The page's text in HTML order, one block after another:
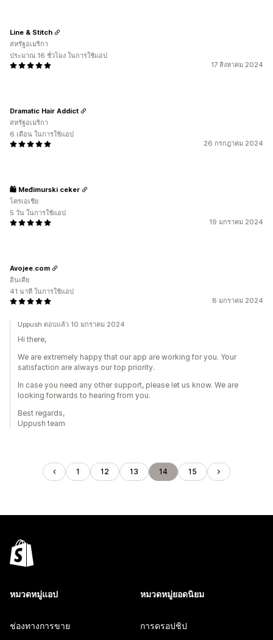
17 สิงหาคม 2024
Line & Stitch
สหรัฐอเมริกา
ประมาณ 16 ชั่วโมง ในการใช้แอป
26 กรกฎาคม 2024
Dramatic Hair Addict
สหรัฐอเมริกา
6 เดือน ในการใช้แอป
19 มกราคม 2024
🛍️ Međimurski ceker
โครเอเชีย
5 วัน ในการใช้แอป
8 มกราคม 2024
Avojee.com
อินเดีย
41 นาที ในการใช้แอป
Uppush ตอบแล้ว 10 มกราคม 2024
Hi there,
We are extremely happy that our app are working for you. Your
satisfaction are always our top priority.
In case you need any other support, please let us know. We are
looking forwards to hearing from you.
Best regards,
Uppush team
1 12 13 14 15
หมวดหมู่แอป
ช่องทางการขาย
หมวดหมู่ยอดนิยม
การดรอปชิป